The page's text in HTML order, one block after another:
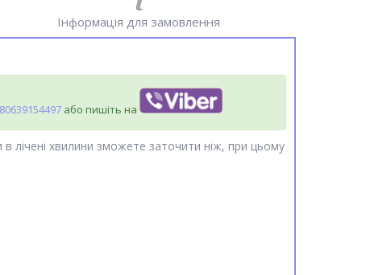
Інформація для замовлення
або пишіть на
лічені хвилини зможете заточити ніж, при цьому